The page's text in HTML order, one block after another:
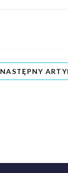
NASTĘPNY